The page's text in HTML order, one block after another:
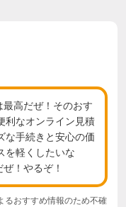
高だぜ！そのおす
利なオンライン見積
な手続きと安心の価
を軽くしたいな
！やるぞ！
るおすすめ情報のため不確